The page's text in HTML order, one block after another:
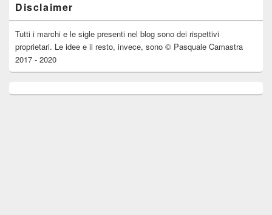
Disclaimer
Tutti i marchi e le sigle presenti nel blog sono dei rispettivi
proprietari. Le idee e il resto, invece, sono © Pasquale Camastra
2017 - 2020